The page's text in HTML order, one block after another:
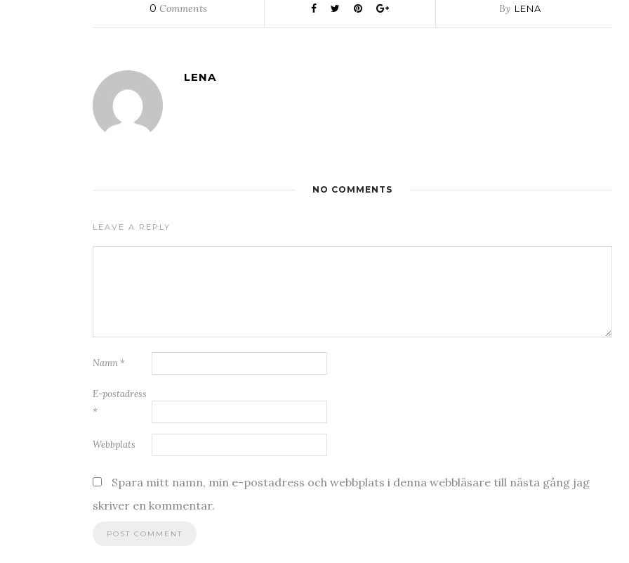
0 Comments By LENA
LENA
NO COMMENTS
LEAVE A REPLY
Namn *
E-postadress
*
Webbplats
Spara mitt namn, min e-postadress och webbplats i denna webbläsare till nästa gång jag
skriver en kommentar.